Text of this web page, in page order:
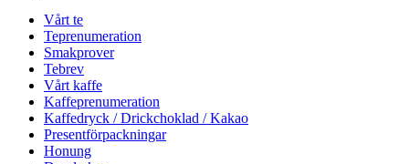
Vårt te
Teprenumeration
Smakprover
Tebrev
Vårt kaffe
Kaffeprenumeration
Kaffedryck / Drickchoklad / Kakao
Presentförpackningar
Honung